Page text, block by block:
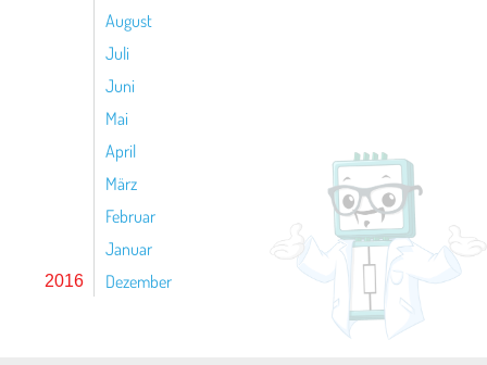
August
Juli
Juni
Mai
April
März
Februar
Januar
2016 Dezember